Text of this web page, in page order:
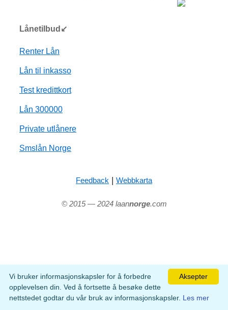
Lånetilbud↙
Renter Lån
Lån til inkasso
Test kredittkort
Lån 300000
Private utlånere
Smslån Norge
Feedback | Webbkarta
© 2015 — 2024 laannorge.com
Aksepter
Vi bruker informasjonskapsler for å forbedre
opplevelsen din. Ved å fortsette å besøke dette
nettstedet godtar du vår bruk av informasjonskapsler. Les mer